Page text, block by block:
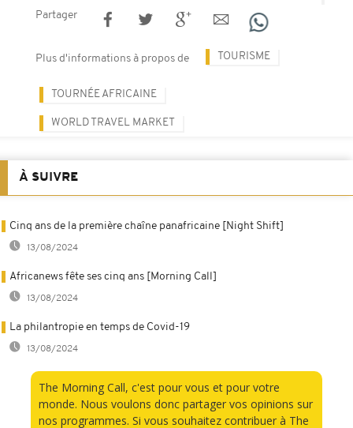
Partager
Plus d'informations à propos de TOURISME
TOURNÉE AFRICAINE
WORLD TRAVEL MARKET
À SUIVRE
Cinq ans de la première chaîne panafricaine [Night Shift]
13/08/2024
Africanews fête ses cinq ans [Morning Call]
13/08/2024
La philantropie en temps de Covid-19
13/08/2024
The Morning Call, c'est pour vous et pour votre
monde. Nous voulons donc partager vos opinions sur
nos programmes. Si vous souhaitez contribuer à The